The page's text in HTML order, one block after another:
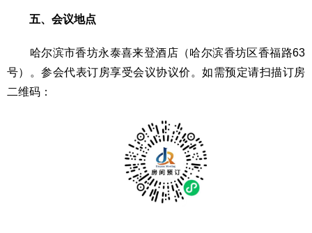
五、会议地点
哈尔滨市香坊永泰喜来登酒店（哈尔滨香坊区香福路63
号）。参会代表订房享受会议协议价。如需预定请扫描订房
二维码：